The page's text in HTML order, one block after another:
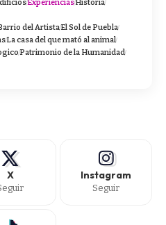
ExperienciasHistoria
del ArtistaEl Sol de Puebla
La casa del que mató al animal
Patrimonio de la Humanidad
X Instagram
Seguir